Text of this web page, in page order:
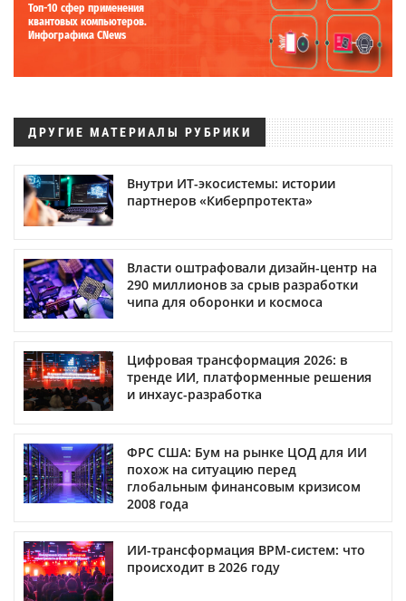
Топ-10 сфер применения
квантовых компьютеров.
Инфографика CNews
ДРУГИЕ МАТЕРИАЛЫ РУБРИКИ
Внутри ИТ-экосистемы: истории
партнеров «Киберпротекта»
Власти оштрафовали дизайн-центр на
290 миллионов за срыв разработки
чипа для оборонки и космоса
Цифровая трансформация 2026: в
тренде ИИ, платформенные решения
и инхаус-разработка
ФРС США: Бум на рынке ЦОД для ИИ
похож на ситуацию перед
глобальным финансовым кризисом
2008 года
ИИ-трансформация BPM-систем: что
происходит в 2026 году